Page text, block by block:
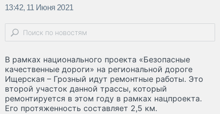
13:42, 11 Июня 2021
В рамках национального проекта «Безопасные
качественные дороги» на региональной дороге
Ищерская – Грозный идут ремонтные работы. Это
второй участок данной трассы, который
ремонтируется в этом году в рамках нацпроекта.
Его протяженность составляет 2,5 км.